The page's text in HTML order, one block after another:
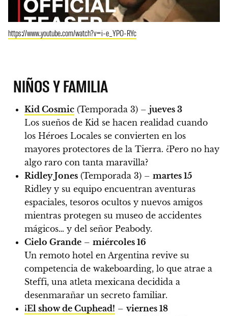
https://www.youtube.com/watch?v=i-e_YPO-RYc
NIÑOS Y FAMILIA
Kid Cosmic (Temporada 3) – jueves 3
Los sueños de Kid se hacen realidad cuando
los Héroes Locales se convierten en los
mayores protectores de la Tierra. ¿Pero no hay
algo raro con tanta maravilla?
Ridley Jones (Temporada 3) – martes 15
Ridley y su equipo encuentran aventuras
espaciales, tesoros ocultos y nuevos amigos
mientras protegen su museo de accidentes
mágicos… y del señor Peabody.
Cielo Grande – miércoles 16
Un remoto hotel en Argentina revive su
competencia de wakeboarding, lo que atrae a
Steffi, una atleta mexicana decidida a
desenmarañar un secreto familiar.
¡El show de Cuphead! – viernes 18